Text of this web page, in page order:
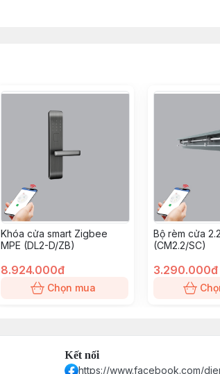
Khóa cửa smart Zigbee
MPE (DL2-D/ZB)
8.924.000đ
Chọn mua
Bộ rèm cửa
(CM2.2/SC)
3.290.000đ
Kết nối
https://www.facebook.com/